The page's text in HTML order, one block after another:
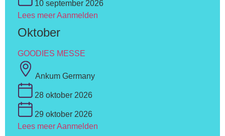
10 september 2026
Lees meerAanmelden
Oktober
GOODIES MESSE
Ankum Germany
28 oktober 2026
29 oktober 2026
Lees meerAanmelden